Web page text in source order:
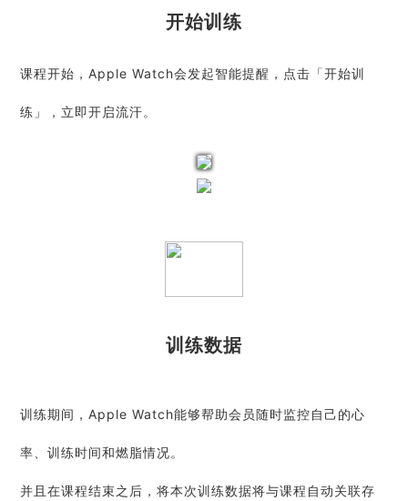
开始训练
课程开始，Apple Watch会发起智能提醒，点击「开始训
练」，立即开启流汗。
训练数据
训练期间，Apple Watch能够帮助会员随时监控自己的心
率、训练时间和燃脂情况。
并且在课程结束之后，将本次训练数据将与课程自动关联存